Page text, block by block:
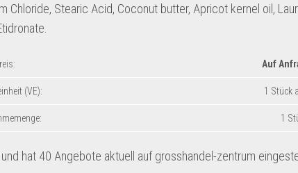
Chloride, Stearic Acid, Coconut butter, Apricot kernel oil,
Auf
(VE): 1 Stück
1
hat 40 Angebote aktuell auf grosshandel-zentrum